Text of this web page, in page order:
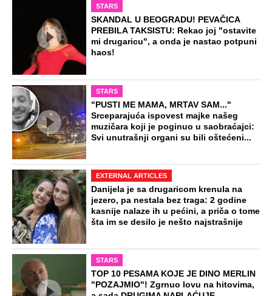
STARS
SKANDAL U BEOGRADU! PEVAČICA
PREBILA TAKSISTU: Rekao joj "ostavite
mi drugaricu", a onda je nastao potpuni
haos!
STARS
"PUSTI ME MAMA, MRTAV SAM..."
Srceparajuća ispovest majke našeg
muzičara koji je poginuo u saobraćajci:
Svi unutrašnji organi su bili oštećeni...
EXTERNAL ARTICLES
Danijela je sa drugaricom krenula na
jezero, pa nestala bez traga: 2 godine
kasnije nalaze ih u pećini, a priča o tome
šta im se desilo je nešto najstrašnije
STARS
TOP 10 PESAMA KOJE JE DINO MERLIN
"POZAJMIO"! Zgrnuo lovu na hitovima,